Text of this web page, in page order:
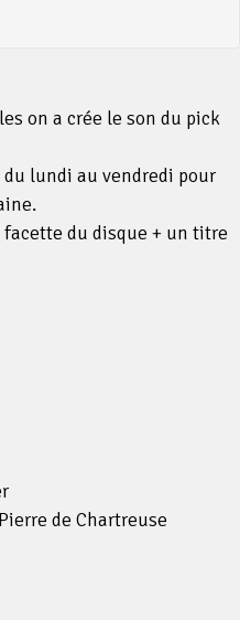
on a crée le son du pick
du lundi au vendredi pour
facette du disque + un titre
de Chartreuse